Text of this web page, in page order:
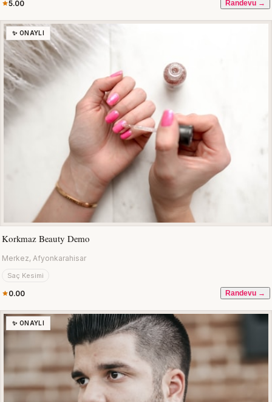
5.00 Randevu →
✨ ONAYLI
Korkmaz Beauty Demo
Merkez, Afyonkarahisar
Saç Kesimi
0.00 Randevu →
✨ ONAYLI